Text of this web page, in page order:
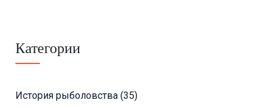
Категории
История рыболовства (35)